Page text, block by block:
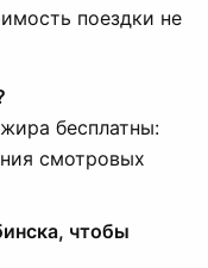
поездки не
бесплатны:
смотровых
чтобы